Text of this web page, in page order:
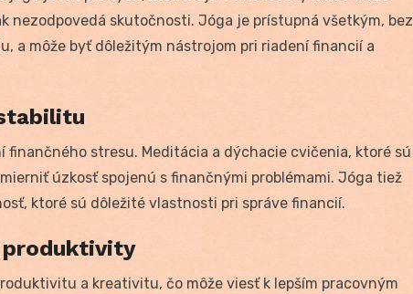
nezodpovedá skutočnosti. Jóga je prístupná všetkým, bez
a môže byť dôležitým nástrojom pri riadení financií a
finančného stresu. Meditácia a dýchacie cvičenia, ktoré sú
úzkosť spojenú s finančnými problémami. Jóga tiež
ktoré sú dôležité vlastnosti pri správe financií.
produktivity
a kreativitu, čo môže viesť k lepším pracovným